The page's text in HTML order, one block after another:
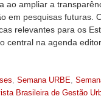
ao ampliar a
em pesquisas futuras.
relevantes para os
central na agenda
, Semana URBE,
Brasileira de Gestão